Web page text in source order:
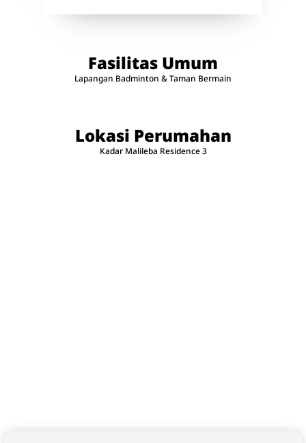
Fasilitas Umum
Lapangan Badminton & Taman Bermain
Lokasi Perumahan
Kadar Malileba Residence 3